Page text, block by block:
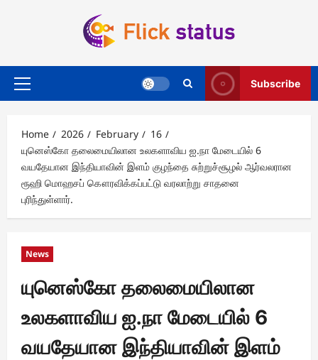
Primary
Subscribe
Home 2026 February
16
யுனெஸ்கோ தலைமையிலான உலகளாவிய ஐ.நா மேடையில் 6
வயதேயான இந்தியாவின் இளம் குழந்தை சுற்றுச்சூழல் ஆர்வலரான
ரூஹி மொஹசப் கௌரவிக்கப்பட்டு வரலாற்று சாதனை
புரிந்துள்ளார்.
News
யுனெஸ்கோ தலைமையிலான
உலகளாவிய ஐ.நா மேடையில் 6
வயதேயான இந்தியாவின் இளம்